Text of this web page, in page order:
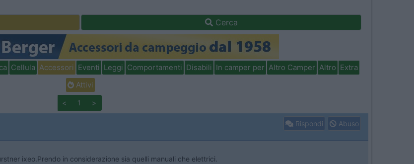
Cerca
Cellula Accessori Eventi Leggi Comportamenti Disabili In camper per Altro Camper Altro Extra
Attivi
< 1 >
Rispondi Abuso
ixeo.Prendo in considerazione sia quelli manuali che elettrici.